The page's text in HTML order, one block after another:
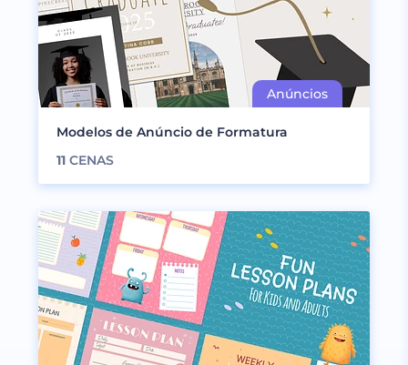
Modelos de Anúncio de Formatura
11 CENAS